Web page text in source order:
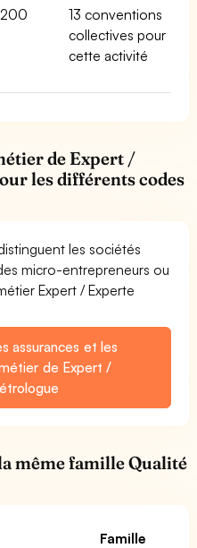
13 conventions
collectives pour
cette activité
de Expert /
les différents codes
les sociétés
micro-entrepreneurs ou
Expert / Experte
assurances et les
de Expert /
même famille Qualité
Famille